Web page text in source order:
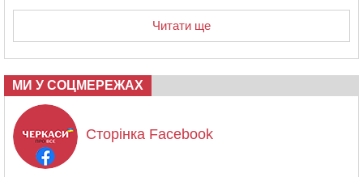
Читати ще
МИ У СОЦМЕРЕЖАХ
Сторінка Facebook